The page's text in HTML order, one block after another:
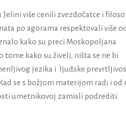
više cenili zvezdočatce i
po agorama respektovali više od
kako su preci Moskopoljana
kako su živeli, ništa se ne bi
jezika i ljudske
se s božjom materijom radi i od
umetnikovoj zamisli podrediti.